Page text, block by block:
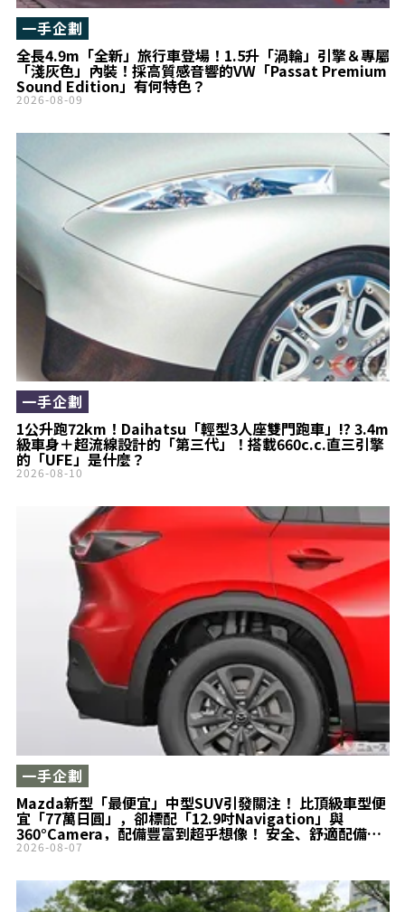
全長4.9m「全新」旅行車登場！1.5升「渦輪」引擎＆專屬
「淺灰色」內裝！採高質感音響的VW「Passat Premium
Sound Edition」有何特色？
一手企劃
2026-08-09
1公升跑72km！Daihatsu「輕型3人座雙門跑車」!? 3.4m
級車身＋超流線設計的「第三代」！搭載660c.c.直三引擎
的「UFE」是什麼？
一手企劃
2026-08-10
Mazda新型「最便宜」中型SUV引發關注！ 比頂級車型便
宜「77萬日圓」，卻標配「12.9吋Navigation」與
360°Camera，配備豐富到超乎想像！ 安全、舒適配備一
應俱全，堪稱「聰明人的選擇」！ 入門車型「新型CX-
一手企劃
2026-08-07